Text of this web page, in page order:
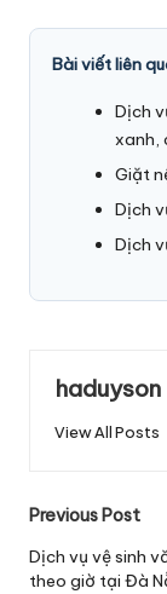
Bài viết liên
Dịch
xanh,
Giặt
Dịch
Dịch
haduyson
View All Posts
Post
Previous Post
Dịch vụ vệ sinh
theo giờ tại Đà